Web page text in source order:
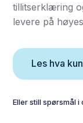
tillitserklæring
levere på
Les hva
Eller still spørsmål i